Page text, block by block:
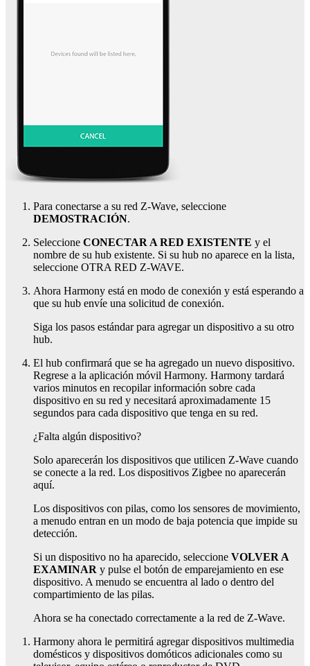
Para conectarse a su red Z-Wave, seleccione
DEMOSTRACIÓN.
Seleccione CONECTAR A RED EXISTENTE y el
nombre de su hub existente. Si su hub no aparece en la lista,
seleccione OTRA RED Z-WAVE.
Ahora Harmony está en modo de conexión y está esperando a
que su hub envíe una solicitud de conexión.
Siga los pasos estándar para agregar un dispositivo a su otro
hub.
El hub confirmará que se ha agregado un nuevo dispositivo.
Regrese a la aplicación móvil Harmony. Harmony tardará
varios minutos en recopilar información sobre cada
dispositivo en su red y necesitará aproximadamente 15
segundos para cada dispositivo que tenga en su red.
¿Falta algún dispositivo?
Solo aparecerán los dispositivos que utilicen Z-Wave cuando
se conecte a la red. Los dispositivos Zigbee no aparecerán
aquí.
Los dispositivos con pilas, como los sensores de movimiento,
a menudo entran en un modo de baja potencia que impide su
detección.
Si un dispositivo no ha aparecido, seleccione VOLVER A
EXAMINAR y pulse el botón de emparejamiento en ese
dispositivo. A menudo se encuentra al lado o dentro del
compartimiento de las pilas.
Ahora se ha conectado correctamente a la red de Z-Wave.
Harmony ahora le permitirá agregar dispositivos multimedia
domésticos y dispositivos domóticos adicionales como su